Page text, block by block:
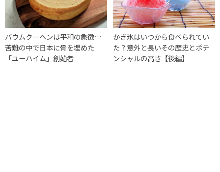
バウムクーヘンは平和の象徴…
苦難の中で日本に骨を埋めた
「ユーハイム」創始者
かき氷はいつから食べられてい
た？意外と長いその歴史とポテ
ンシャルの高さ【後編】